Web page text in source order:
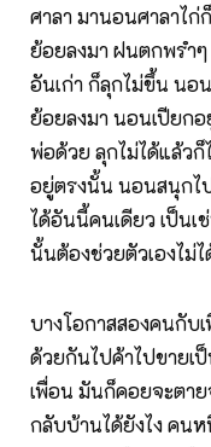
ศาลา มานอนศาลาไก่
ย้อยลงมา ฝนตกพรำ
อันเก่า ก็ลุกไม่ขึ้น นอ
ย้อยลงมา นอนเปียก
พ่อด้วย ลุกไม่ได้แล้ว
อยู่ตรงนั้น นอนสนุกไ
ได้อันนี้คนเดียว เป็น
นั้นต้องช่วยตัวเองไม่ไ
บางโอกาสสองคนกับ
ด้วยกันไปค้าไปขายเ
เพื่อน มันก็คอยจะตา
กลับบ้านได้ยังไง คน